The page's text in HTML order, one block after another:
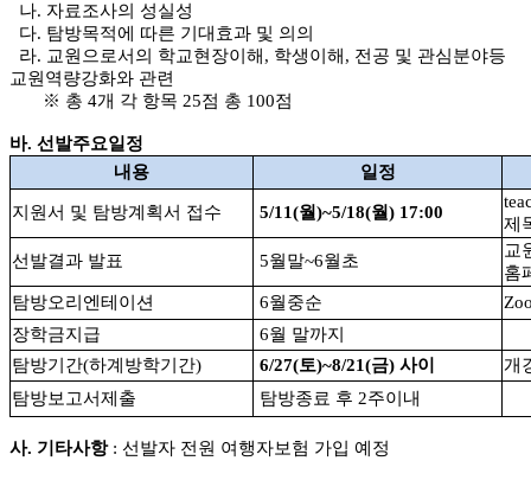
나. 자료조사의 성실성
다. 탐방목적에 따른 기대효과 및 의의
라. 교원으로서의 학교현장이해, 학생이해, 전공 및 관심분야등
교원역량강화와 관련
※ 총 4개 각 항목 25점 총 100점
바. 선발주요일정
내용
일정
지원서 및 탐방계획서 접수 5/11(월)~5/18(월) 17:00
제
선발결과 발표
5월말~6월초
교
홈
탐방오리엔테이션
6월중순
장학금지급
6월 말까지
탐방기간(하계방학기간)
6/27(토)~8/21(금) 사이
개
탐방보고서제출
탐방종료 후 2주이내
사. 기타사항: 선발자 전원 여행자보험 가입 예정